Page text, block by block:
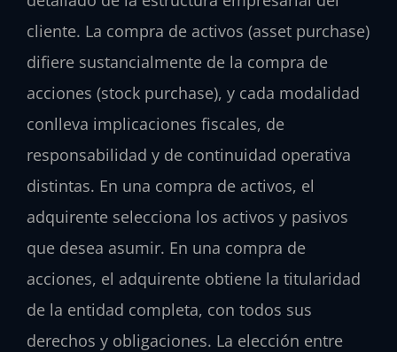
cliente. La compra de activos (asset purchase)
difiere sustancialmente de la compra de
acciones (stock purchase), y cada modalidad
conlleva implicaciones fiscales, de
responsabilidad y de continuidad operativa
distintas. En una compra de activos, el
adquirente selecciona los activos y pasivos
que desea asumir. En una compra de
acciones, el adquirente obtiene la titularidad
de la entidad completa, con todos sus
derechos y obligaciones. La elección entre